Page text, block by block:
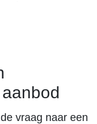
vraag naar een